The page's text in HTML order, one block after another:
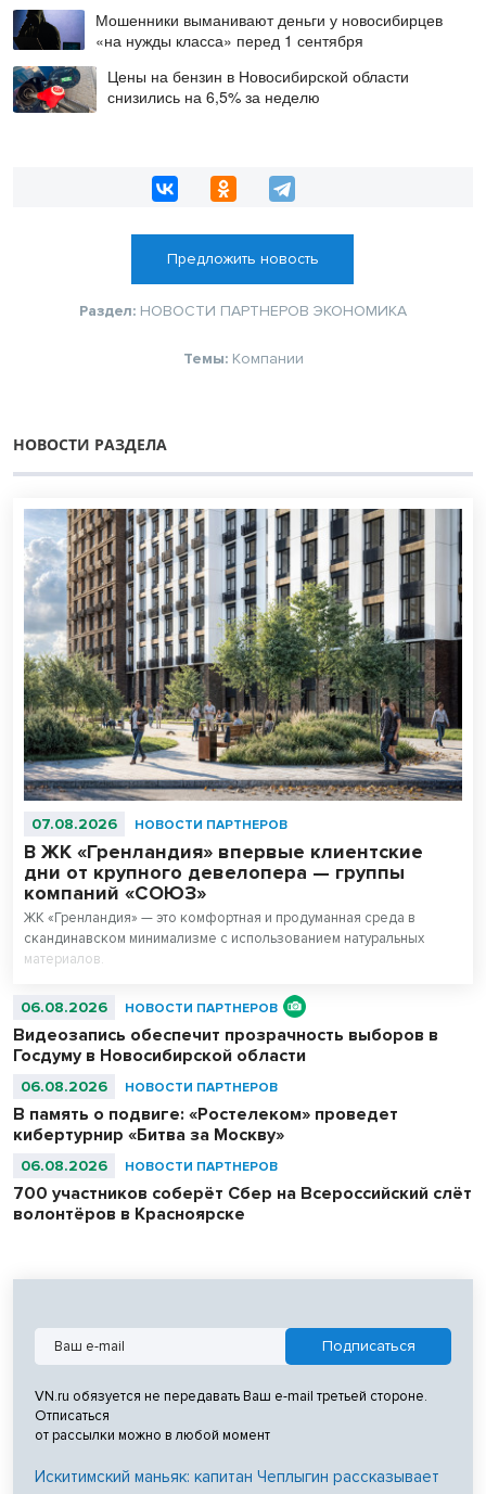
Мошенники выманивают деньги у новосибирцев
«на нужды класса» перед 1 сентября
Цены на бензин в Новосибирской области
снизились на 6,5% за неделю
Предложить новость
Раздел: НОВОСТИ ПАРТНЕРОВ ЭКОНОМИКА
Темы: Компании
НОВОСТИ РАЗДЕЛА
07.08.2026 НОВОСТИ ПАРТНЕРОВ
В ЖК «Гренландия» впервые клиентские
дни от крупного девелопера — группы
компаний «СОЮЗ»
ЖК «Гренландия» — это комфортная и продуманная среда в
скандинавском минимализме с использованием натуральных
материалов.
06.08.2026 НОВОСТИ ПАРТНЕРОВ
Видеозапись обеспечит прозрачность выборов в
Госдуму в Новосибирской области
06.08.2026 НОВОСТИ ПАРТНЕРОВ
В память о подвиге: «Ростелеком» проведет
кибертурнир «Битва за Москву»
06.08.2026 НОВОСТИ ПАРТНЕРОВ
700 участников соберёт Сбер на Всероссийский слёт
волонтёров в Красноярске
VN.ru обязуется не передавать Ваш e-mail третьей стороне.
Отписаться
от рассылки можно в любой момент
Искитимский маньяк: капитан Чеплыгин рассказывает